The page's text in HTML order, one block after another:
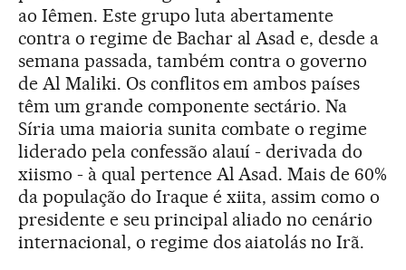
ao Iêmen. Este grupo luta abertamente
contra o regime de Bachar al Asad e, desde a
semana passada, também contra o governo
de Al Maliki. Os conflitos em ambos países
têm um grande componente sectário. Na
Síria uma maioria sunita combate o regime
liderado pela confessão alauí - derivada do
xiismo - à qual pertence Al Asad. Mais de 60%
da população do Iraque é xiita, assim como o
presidente e seu principal aliado no cenário
internacional, o regime dos aiatolás no Irã.